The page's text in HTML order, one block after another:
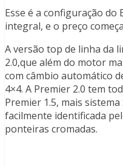
Esse é a configuração do
integral, e o preço
A versão top de linha da
2.0,que além do motor
com câmbio automático
4×4. A Premier 2.0 tem
Premier 1.5, mais
facilmente identificada
ponteiras cromadas.